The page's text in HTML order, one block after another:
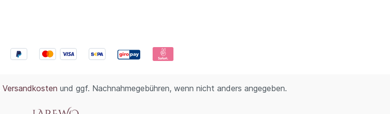
Versandkosten und ggf. Nachnahmegebühren, wenn nicht anders angegeben.